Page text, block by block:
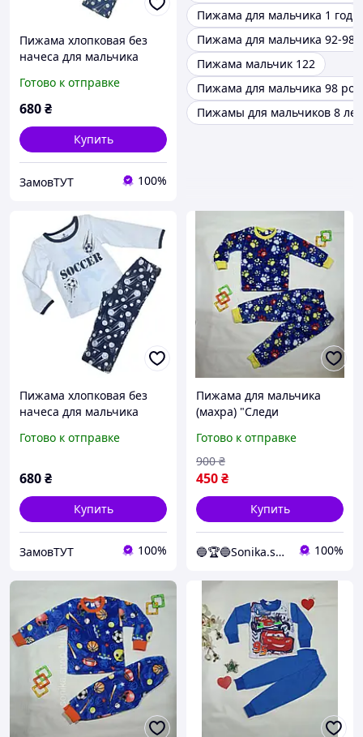
Пижама хлопковая без
начеса для мальчика
(2-3 года), рост 92-98 см
серый
Готово к отправке
680₴
Купить
ЗамовТУТ 100%
Пижама для мальчика 1 год
Пижама для мальчика 92-98
Пижама мальчик 122
Пижама для мальчика 98
Пижамы для мальчиков 8 лет
Пижама хлопковая без
начеса для мальчика
(2-3 года), рост 92-98 см
Готово к отправке
680₴
Купить
ЗамовТУТ 100%
Пижама для мальчика
(махра) "Следи
Синий
Готово к отправке
450₴
900 ₴
Купить
🔵🏆🔵Sonika.shop 100%